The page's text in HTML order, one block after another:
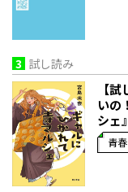
3 試し読み
【
いの
シェ
青春